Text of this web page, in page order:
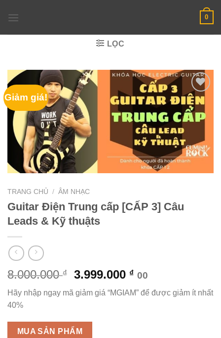
0
LỌC
Giảm giá!
TRANG CHỦ / ÂM NHẠC
Guitar Điện Trung cấp [CẤP 3] Câu
Leads & Kỹ thuậts
8.000.000₫
Giá
gốc
là:
3.999.000 ₫Giá
hiện
tại
00
Hãy nhập ngay mã giảm giá “MGIAM” để được giảm ít nhất
40%
MUA SẢN PHẨM